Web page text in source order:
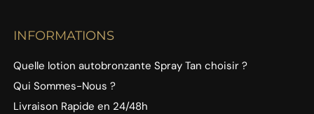
INFORMATIONS
Quelle lotion autobronzante Spray Tan choisir ?
Qui Sommes-Nous ?
Livraison Rapide en 24/48h